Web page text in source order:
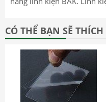
CÓ THỂ BẠN SẼ THÍCH